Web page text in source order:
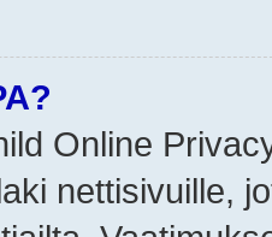
Online
nettisivuille,